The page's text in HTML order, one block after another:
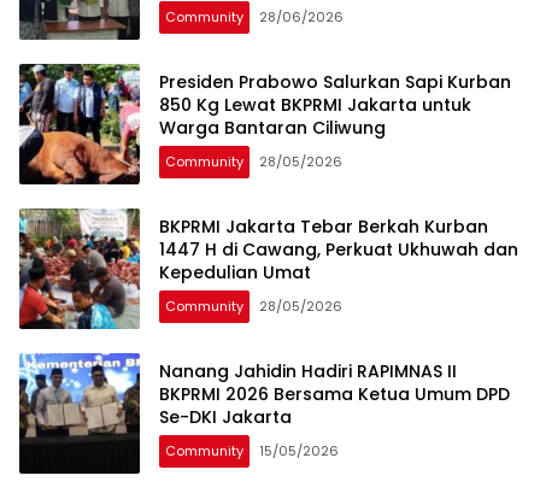
Community 28/06/2026
Presiden Prabowo Salurkan Sapi Kurban
850 Kg Lewat BKPRMI Jakarta untuk
Warga Bantaran Ciliwung
Community 28/05/2026
BKPRMI Jakarta Tebar Berkah Kurban
1447 H di Cawang, Perkuat Ukhuwah dan
Kepedulian Umat
Community 28/05/2026
Nanang Jahidin Hadiri RAPIMNAS II
BKPRMI 2026 Bersama Ketua Umum DPD
Se-DKI Jakarta
Community 15/05/2026